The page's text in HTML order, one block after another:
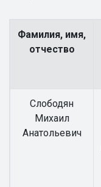
Фамилия, имя,
отчество
Слободян
Михаил
Анатольевич